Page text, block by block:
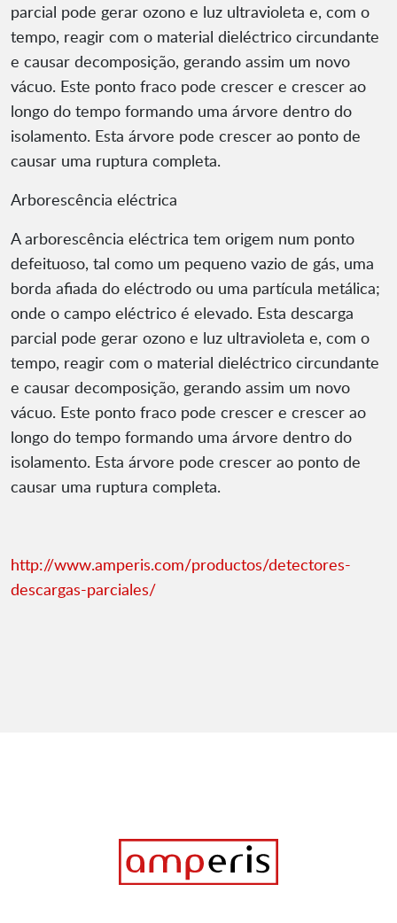
parcial pode gerar ozono e luz ultravioleta e, com o
tempo, reagir com o material dieléctrico circundante
e causar decomposição, gerando assim um novo
vácuo. Este ponto fraco pode crescer e crescer ao
longo do tempo formando uma árvore dentro do
isolamento. Esta árvore pode crescer ao ponto de
causar uma ruptura completa.
Arborescência eléctrica
A arborescência eléctrica tem origem num ponto
defeituoso, tal como um pequeno vazio de gás, uma
borda afiada do eléctrodo ou uma partícula metálica;
onde o campo eléctrico é elevado. Esta descarga
parcial pode gerar ozono e luz ultravioleta e, com o
tempo, reagir com o material dieléctrico circundante
e causar decomposição, gerando assim um novo
vácuo. Este ponto fraco pode crescer e crescer ao
longo do tempo formando uma árvore dentro do
isolamento. Esta árvore pode crescer ao ponto de
causar uma ruptura completa.
http://www.amperis.com/productos/detectores-
descargas-parciales/